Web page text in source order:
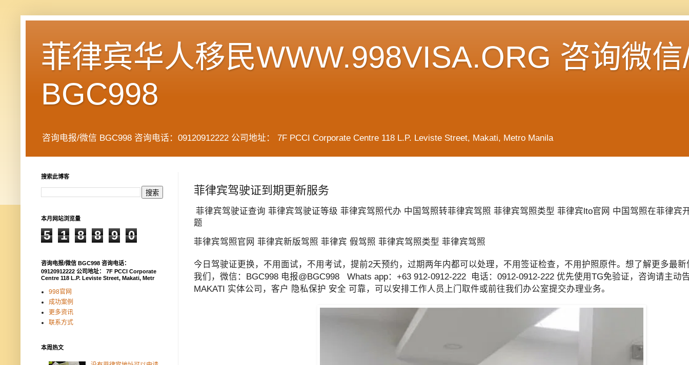
菲律宾华人移民WWW.998VISA.ORG 咨询微
BGC998
咨询电报/微信 BGC998 咨询电话：09120912222 公司地址： 7F PCCI Corporate Centre 118 L.P. Leviste Street, Makati, Metro Manila
菲律宾驾驶证到期更新服务
菲律宾驾驶证查询 菲律宾驾驶证等级 菲律宾驾照代办 中国驾照转菲律宾驾照 菲律宾驾照类型 菲律宾lto官网 中国驾照在菲律宾
题
菲律宾驾照官网 菲律宾新版驾照 菲律宾 假驾照 菲律宾驾照类型 菲律宾驾照
今日驾驶证更换，不用面试，不用考试，提前2天预约，过期两年内都可以处理，不用签证检查，不用护照原件。想了解更多最
我们，微信：BGC998 电报@BGC998 Whats app：+63 912-0912-222 电话：0912-0912-222 优先使用TG免验证，咨询请主动
MAKATI 实体公司，客户 隐私保护 安全 可靠，可以安排工作人员上门取件或前往我们办公室提交办理业务。
搜索此博客
本月网站浏览量
5 1 8 8 9 0
咨询电报/微信 BGC998 咨询电话：
09120912222 公司地址： 7F PCCI Corporate
Centre 118 L.P. Leviste Street, Makati, Metr
998官网
成功案例
更多资讯
联系方式
本周热文